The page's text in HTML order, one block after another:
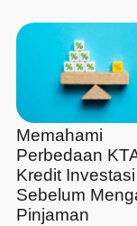
Memahami
Perbedaan
Kredit Investasi
Sebelum
Pinjaman